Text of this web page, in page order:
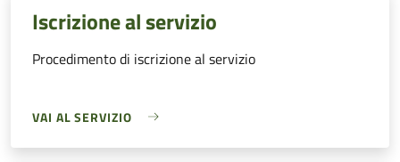
Iscrizione al servizio
Procedimento di iscrizione al servizio
VAI AL SERVIZIO